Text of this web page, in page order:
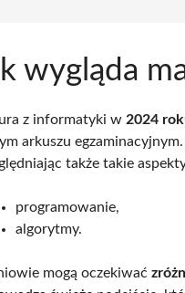
wygląda
z informatyki w 2024
arkuszu
także takie
programowanie,
algorytmy.
mogą oczekiwać